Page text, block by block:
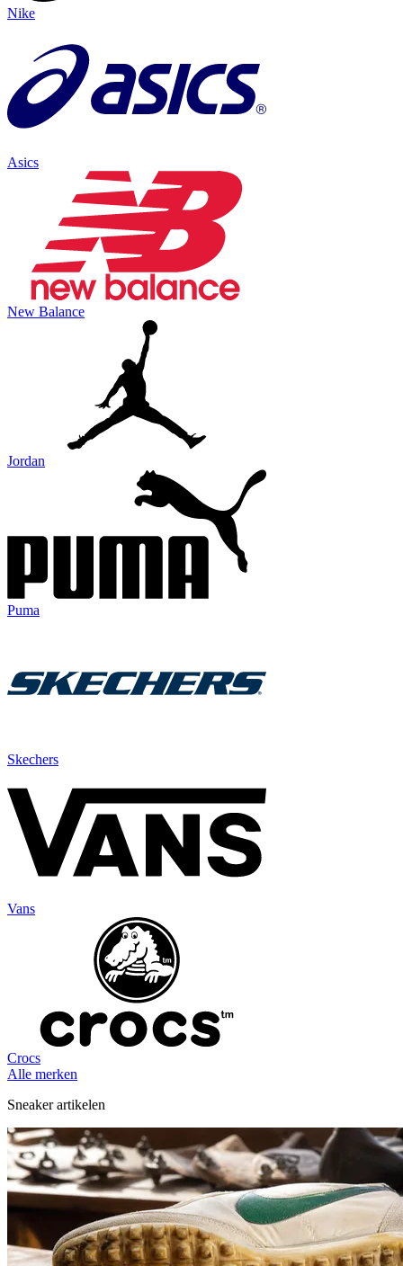
Nike
Asics
New Balance
Jordan
Puma
Skechers
Vans
Crocs
Alle merken
Sneaker artikelen